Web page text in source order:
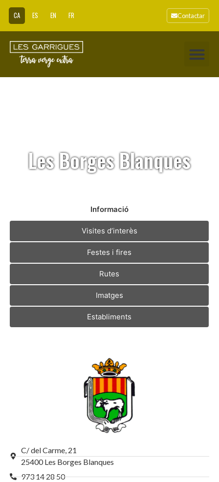
CA ES EN FR Contactar
Les Borges Blanques
Informació
Visites d’interès
Festes i fires
Rutes
Imatges
Establiments
C/ del Carme, 21
25400 Les Borges Blanques
973 14 28 50